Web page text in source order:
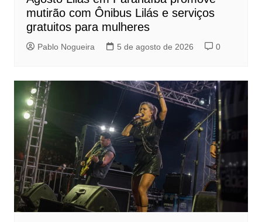
mutirão com Ônibus Lilás e serviços
gratuitos para mulheres
Pablo Nogueira 5 de agosto de 2026 0